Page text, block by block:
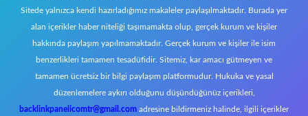
Sitede yalnızca kendi hazırladığımız makaleler paylaşılmaktadır. Burada yer
alan içerikler haber niteliği taşımamakta olup, gerçek kurum ve kişiler
hakkında paylaşım yapılmamaktadır. Gerçek kurum ve kişiler ile isim
benzerlikleri tamamen tesadüfidir. Sitemiz, kar amacı gütmeyen ve
tamamen ücretsiz bir bilgi paylaşım platformudur. Hukuka ve yasal
düzenlemelere aykırı olduğunu düşündüğünüz içerikleri,
backlinkpanelicomtr@gmail.com adresine bildirmeniz halinde, ilgili içerikler